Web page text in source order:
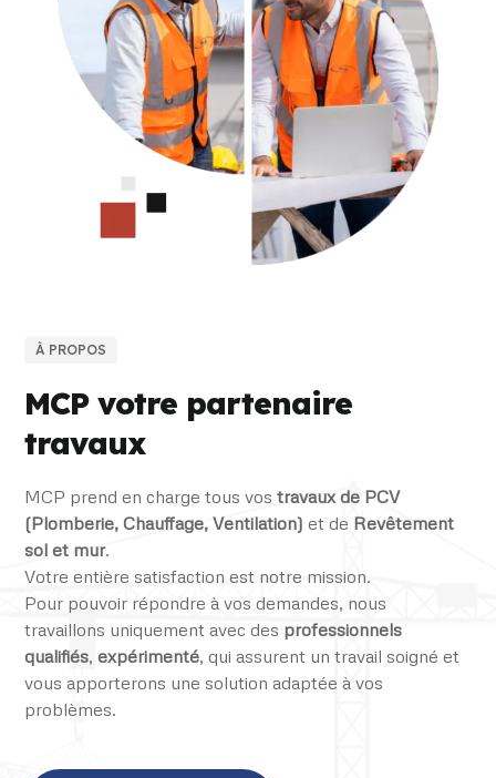
À PROPOS
MCP votre partenaire
travaux
MCP prend en charge tous vostravaux de PCV
(Plomberie, Chauffage, Ventilation) et de Revêtement
sol et mur.
Votre entière satisfaction est notre mission.
Pour pouvoir répondre à vos demandes, nous
travaillons uniquement avec des professionnels
qualifiés,expérimenté, qui assurent un travail soigné et
vous apporterons une solution adaptée à vos
problèmes.